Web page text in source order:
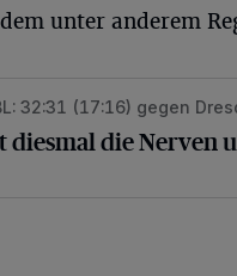
unter anderem
die Nerven und siegt
32:31 (17:16) gegen
diesmal die Nerven